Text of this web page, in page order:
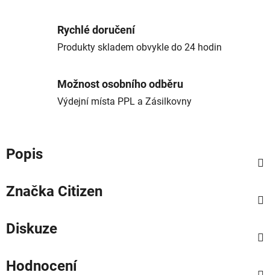
Rychlé doručení
Produkty skladem obvykle do 24 hodin
Možnost osobního odběru
Výdejní místa PPL a Zásilkovny
Popis
Značka Citizen
Diskuze
Hodnocení